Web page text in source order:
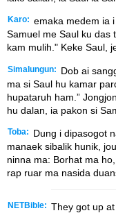
Karo: emaka medem ia
Samuel me Saul ku das
kam mulih." Keke Saul,
Simalungun:
Dob ai
ma si Saul hu kamar
hupataruh ham.”
hu dalan, ia pakon si
Toba:
Dung i dipasogot
manaek sibalik hunik,
ninna ma: Borhat ma
rap ruar ma nasida
NETBible: They got up